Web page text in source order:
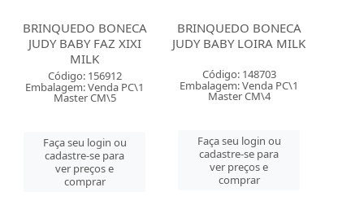
BRINQUEDO BONECA
JUDY BABY FAZ XIXI
MILK
Código: 156912
Embalagem: Venda PC\1
Master CM\5
Faça seu login ou
cadastre-se para
ver preços e
comprar
BRINQUEDO BONECA
JUDY BABY LOIRA MILK
Código: 148703
Embalagem: Venda PC\1
Master CM\4
Faça seu login ou
cadastre-se para
ver preços e
comprar